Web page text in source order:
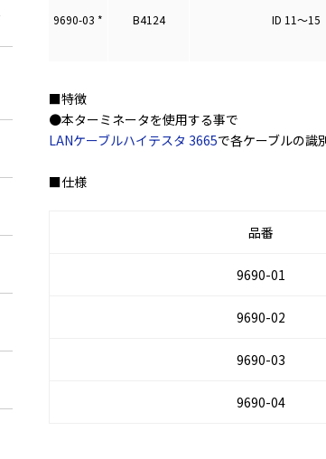
9690-03 * B4124 ID 11～15
■特徴
●本ターミネータを使用する事で
LANケーブルハイテスタ 3665で各ケーブルの識
■仕様
品番
9690-01
9690-02
9690-03
9690-04